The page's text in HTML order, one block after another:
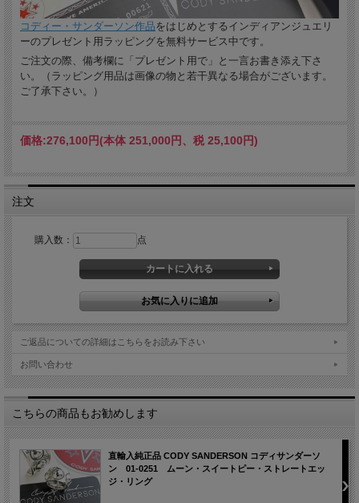
コディー・サンダーソン作品をはじめとするインディアンジュエリ
ーのプレゼント用ラッピングを無料サービス中です。
ご注文の際、備考欄に「プレゼント用で」と一言お書き添え下さ
い。（ラッピング用品は画像の物と若干異なる場合がございます。
ご了承下さい。）
価格:276,100円(本体 251,000円、税 25,100円)
注文
購入数： 点
ご返品についての詳細はこちらをお読み下さい
お問い合わせ
こちらの商品もお勧めします
直輸入純正品 CODY SANDERSON コディサンダーソ
ン 01-0251 ムーン・スイートピー・ストレートエッ
ジ・リング